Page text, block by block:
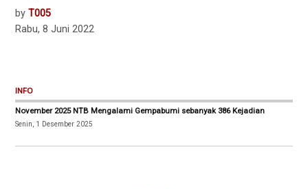
by T005
Rabu, 8 Juni 2022
INFO
November 2025 NTB Mengalami Gempabumi sebanyak 386 Kejadian
Senin, 1 Desember 2025